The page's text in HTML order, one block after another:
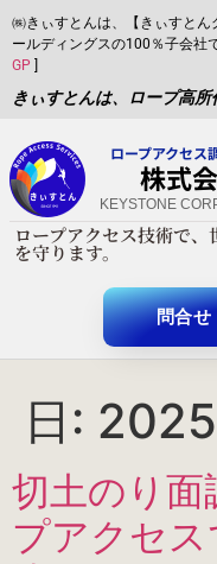
㈱きぃすとんは、【きぃすと
ールディングスの100％子会社
GP
きぃすとんは、ロープ高所
ロープアクセス
株式
KEYSTONE
ロープアクセス技術で、
を守ります。
問合せ
日:
切土のり面
プアクセ